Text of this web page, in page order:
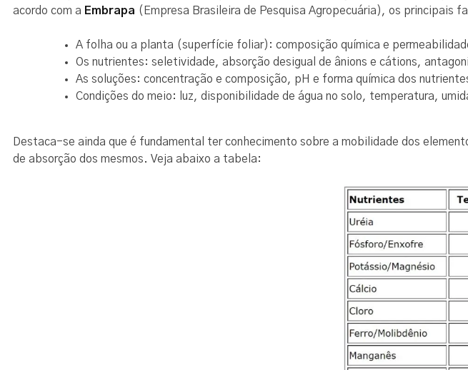
acordo com a Embrapa (Empresa Brasileira de Pesquisa Agropecuária), os principais
A folha ou a planta (superfície foliar): composição química e
Os nutrientes: seletividade, absorção desigual de ânions e cátions,
As soluções: concentração e composição, pH e forma química dos
Condições do meio: luz, disponibilidade de água no solo, temperatura,
Destaca-se ainda que é fundamental ter conhecimento sobre a mobilidade dos
de absorção dos mesmos. Veja abaixo a tabela: